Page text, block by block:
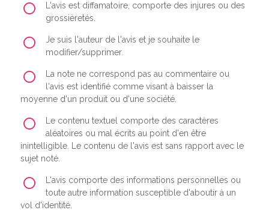
L'avis est diffamatoire, comporte des injures ou des
grossièretés.
Je suis l'auteur de l'avis et je souhaite le
modifier/supprimer.
La note ne correspond pas au commentaire ou
l'avis est identifié comme visant à baisser la
moyenne d'un produit ou d'une société.
Le contenu textuel comporte des caractères
aléatoires ou mal écrits au point d'en être
inintelligible. Le contenu de l'avis est sans rapport avec le
sujet noté.
L'avis comporte des informations personnelles ou
toute autre information susceptible d'aboutir à un
vol d'identité.